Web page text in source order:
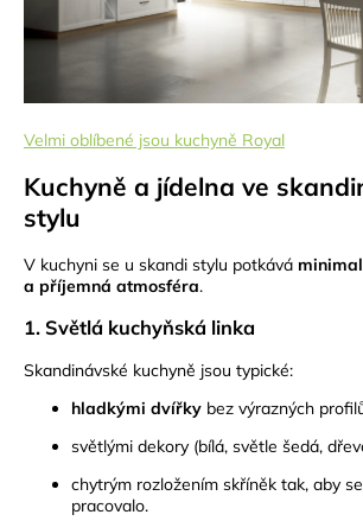
Velmi oblíbené jsou kuchyně Royal
Kuchyně a jídelna ve
stylu
V kuchyni se u skandi stylu potkává
a příjemná atmosféra.
1. Světlá kuchyňská linka
Skandinávské kuchyně jsou typické:
hladkými dvířky bez výrazných
světlými dekory (bílá, světle šedá,
chytrým rozložením skříněk tak, aby
pracovalo.